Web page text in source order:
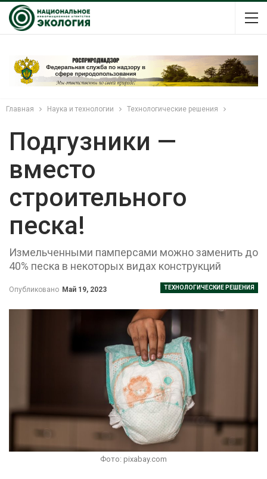
Главная Наука и технологии Технологические решения
Подгузники —
вместо
строительного
песка!
Измельченными памперсами можно заменить до
40% песка в некоторых видах конструкций
ТЕХНОЛОГИЧЕСКИЕ РЕШЕНИЯ
Опубликовано Май 19, 2023
Фото: pixabay.com